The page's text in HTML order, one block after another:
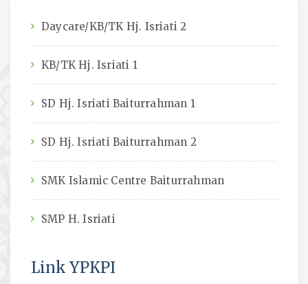
Daycare/KB/TK Hj. Isriati 2
KB/TK Hj. Isriati 1
SD Hj. Isriati Baiturrahman 1
SD Hj. Isriati Baiturrahman 2
SMK Islamic Centre Baiturrahman
SMP H. Isriati
Link YPKPI